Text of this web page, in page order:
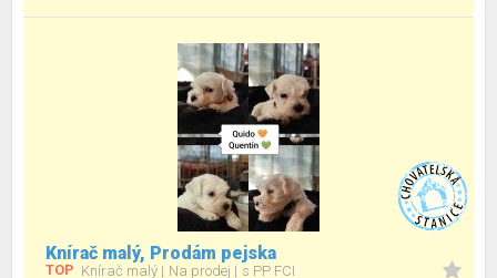
Knírač malý, Prodám pejska
TOP Knírač malý Na prodej s PP FCI